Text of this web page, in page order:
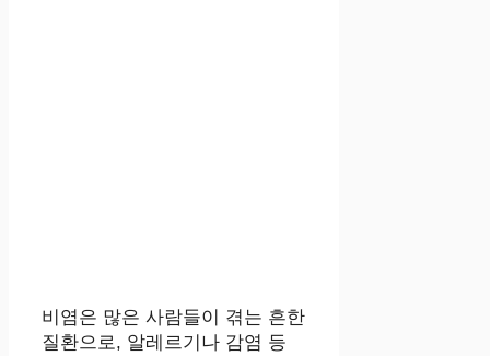
비염은 많은 사람들이 겪는 흔한
질환으로, 알레르기나 감염 등